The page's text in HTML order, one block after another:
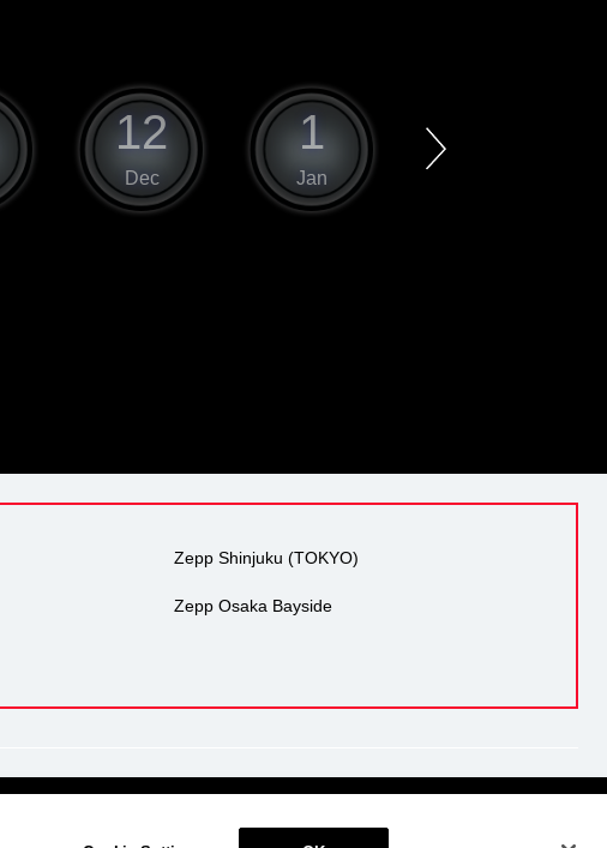
12
Dec
1
Jan
Zepp Shinjuku (TOKYO)
Zepp Osaka Bayside